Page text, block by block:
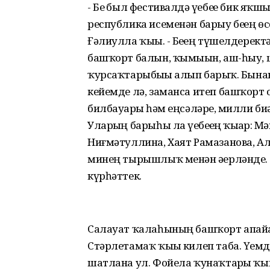
- Беҙ был фестивалдә үҙебеҙҙе бик
республика исеменән барыу беҙҙең
Ғәлиулла ҡыҙы. - Беҙҙең
башҡорт балын, ҡымыҙын, аш-һыу,
ҡурсаҡтарыбыҙҙы алып барҙыҡ.
кейемде лә, заманса итеп башҡорт
билбауҙарҙы һәм еңсәләрҙе, милли
Уларҙың барыһы ла үҙебеҙҙең
Ниғмәтуллина, Хаят Рамазанова,
минең тырышлыҡ менән әҙерләнде.
күрһәттек.
Салауат ҡалаһының башҡорт
Стәрлетамаҡ ҡыҙы килеп таба.
шатлана ул. Фойела ҡунаҡтарҙы